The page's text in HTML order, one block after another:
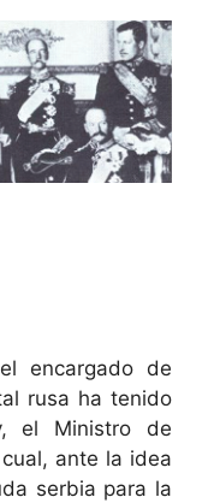
encargado de
rusa ha tenido
el Ministro de
ante la idea
serbia para la